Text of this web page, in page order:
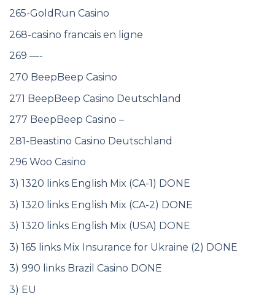
265-GoldRun Casino
268-casino francais en ligne
269 —-
270 BeepBeep Casino
271 BeepBeep Casino Deutschland
277 BeepBeep Casino –
281-Beastino Casino Deutschland
296 Woo Casino
3) 1320 links English Mix (CA-1) DONE
3) 1320 links English Mix (CA-2) DONE
3) 1320 links English Mix (USA) DONE
3) 165 links Mix Insurance for Ukraine (2) DONE
3) 990 links Brazil Casino DONE
3) EU